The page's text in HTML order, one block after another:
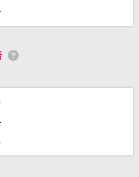
ンキングなど
・ログインして
と楽しもう！